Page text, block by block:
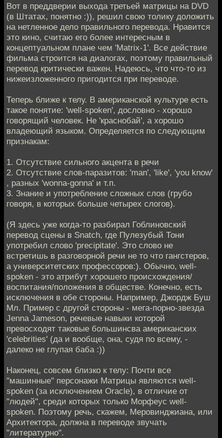
Вот в преддверии выхода третьей матрицы на DVD
(в Штатах, понятно :)), решил свою толику доложить
на нетленное дело правильного перевода. Нравится
это кино, считаю его более интересным в
концептуальном плане чем 'Matrix-1'. Все действие
фильма строится на диалогах, поэтому правильный
перевод критически важен. Надеюсь, что что-то из
нижеизложенного пригодится при переводе.
Теперь ближе к телу. В американской культуре есть
такое понятие: 'well-spoken', дословно - хорошо
говорящий человек. Не 'краснобай', а хорошо
владеющий языком. Определяется по следующим
признакам:
1. Отсутствие сильного акцента в речи
2. Отсутствие слов-паразитов: 'man', 'like', 'you know'
, разных 'wonna-gonna' и т.п.
3. Знание и употребление сложных слов (грубо
говоря, в которых больше четырех слогов).
(Я здесь уже когда-то разбирал Гоблиновский
перевод сцены в Snatch, где Пулезубый Тони
употребил слово 'precipitate'. Это слово не
встретишь в разговорной речи не то что гангстеров,
а университетских профессоров:). Обычно, well-
spoken - это атрибут хорошего происхождения/
воспитания/положения в обществе. Конечно, есть
исключения в обе стороны. Например, Джордж Буш
Мл. Пример с другой стороны - мега-порно-звезда
Jenna Jameson, речевые навыки которой
превосходят таковые большинсва американских
'celebrities' (да и вообще, она, судя по всему, -
далеко не глупая баба :))
Наконец, совсем близко к телу: Почти все
"машинные" персонажи Матрицы являются well-
spoken (за исключением Oracle), в отличие от
"людей", среди которых только Морфеус well-
spoken. Поэтому речь, скажем, Меровинджиана, или
Архитектора, должна в переводе звучать
"литературно".